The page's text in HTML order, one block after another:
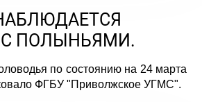
ПОЛЫНЬЯМИ.
по состоянию на 24 марта
ФГБУ "Приволжское УГМС".